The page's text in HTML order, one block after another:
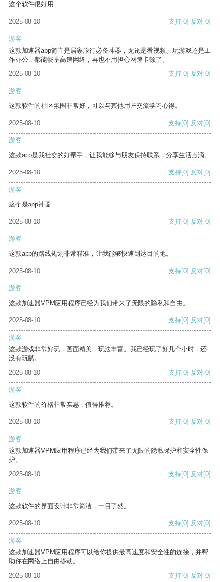
这个软件很好用
2025-08-10 支持[0] 反对[0]
游客
这款加速器app简直是居家旅行必备神器，无论是看视频、玩游戏还是工
作办公，都能畅享高速网络，再也不用担心网速卡顿了。
2025-08-10
支持[0] 反对[0]
游客
这款软件的社区氛围非常好，可以与其他用户交流学习心得。
2025-08-10 支持[0] 反对[0]
游客
这款app是我社交的好帮手，让我能够与朋友保持联系，分享生活点滴。
2025-08-10 支持[0] 反对[0]
游客
这个是app神器
2025-08-10 支持[0] 反对[0]
游客
这款app的路线规划非常精准，让我能够快速到达目的地。
2025-08-10 支持[0] 反对[0]
游客
这款加速器VPM应用程序已经为我们带来了无限的隐私和自由。
2025-08-10 支持[0] 反对[0]
游客
这款游戏非常好玩，画面精美，玩法丰富。我已经玩了好几个小时，还
没有玩腻。
2025-08-10
支持[0] 反对[0]
游客
这款软件的价格非常实惠，值得推荐。
2025-08-10 支持[0] 反对[0]
游客
这款加速器VPM应用程序已经为我们带来了无限的隐私保护和安全性保
护。
2025-08-10
支持[0] 反对[0]
游客
这款软件的界面设计非常简洁，一目了然。
2025-08-10 支持[0] 反对[0]
游客
这款加速器VPM应用程序可以给你提供最高速度和安全性的连接，并帮
助你在网络上自由移动。
2025-08-10
支持[0] 反对[0]